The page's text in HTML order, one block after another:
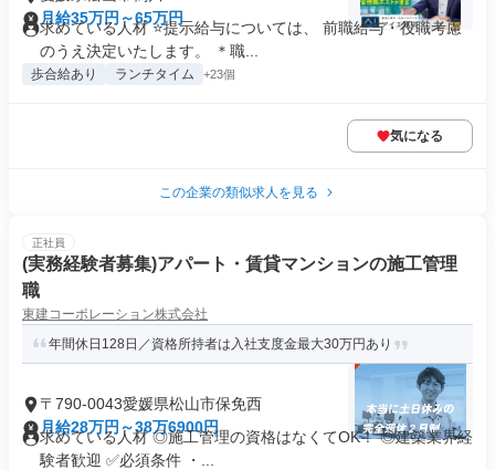
月給35万円～65万円
求めている人材 ⭐提示給与については、 前職給与・役職考慮
のうえ決定いたします。 ＊職...
歩合給あり ランチタイム +23個
気になる
この企業の類似求人を見る
正社員
(実務経験者募集)アパート・賃貸マンションの施工管理
職
東建コーポレーション株式会社
年間休日128日／資格所持者は入社支度金最大30万円あり
〒790-0043愛媛県松山市保免西
月給28万円～38万6900円
求めている人材 ◎施工管理の資格はなくてOK！ ◎建築業界経
験者歓迎 ✅必須条件 ・...